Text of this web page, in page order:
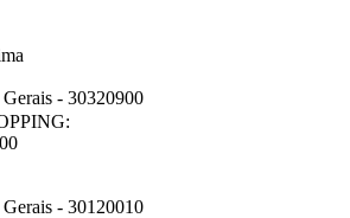
- 30320900
- 30120010